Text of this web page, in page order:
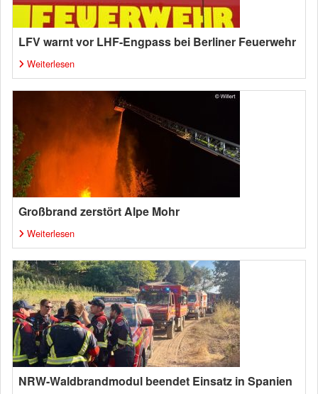
LFV warnt vor LHF-Engpass bei Berliner Feuerwehr
Weiterlesen
Großbrand zerstört Alpe Mohr
Weiterlesen
NRW-Waldbrandmodul beendet Einsatz in Spanien